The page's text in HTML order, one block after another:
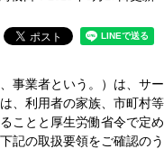
事業者という。）は、サー
、利用者の家族、市町村等
ことと厚生労働省令で定め
記の取扱要領をご確認のう